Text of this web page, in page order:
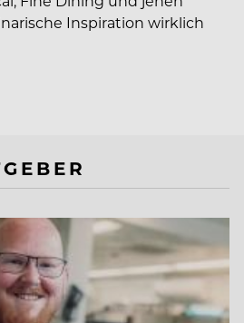
Inspiration wirklich